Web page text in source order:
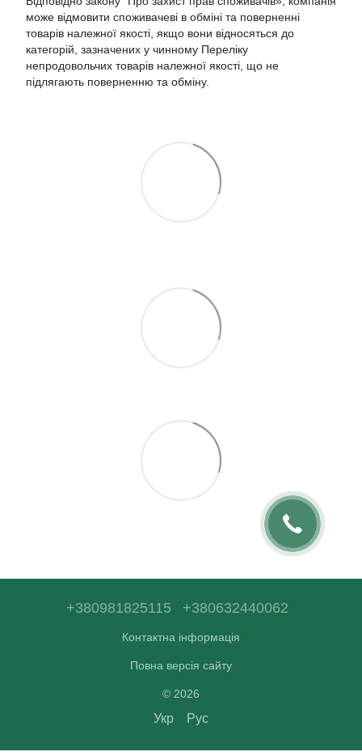
може відмовити споживачеві в обміні та поверненні
товарів належної якості, якщо вони відносяться до
категорій, зазначених у чинному Переліку
непродовольчих товарів належної якості, що не
підлягають поверненню та обміну.
+380981825115 +380632440062
Контактна інформація
Повна версія сайту
© 2026
Укр Рус